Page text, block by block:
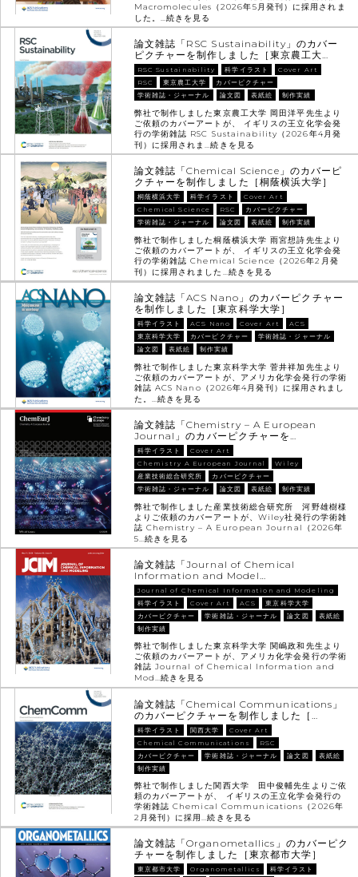
Macromolecules（2026年5月発刊）に採用されま
した。…続きを見る
論文雑誌「RSC Sustainability」のカバー
ピクチャーを制作しました［東京農工大…
RSC Sustainability 科学イラスト
Cover Art
RSC
東京農工大学
カバーピクチャー
学術雑誌・ジャーナル
論文図 表紙絵 制作実績
弊社で制作しました東京農工大学 岡田洋平先生より
ご依頼のカバーアートが、 イギリスの王立化学会発
行の学術雑誌 RSC Sustainability（2026年4月発
刊）に採用されま…続きを見る
論文雑誌「Chemical Science」のカバーピ
クチャーを制作しました［桐蔭横浜大学］
桐蔭横浜大学 科学イラスト
Cover Art
Chemical Science
RSC
カバーピクチャー
学術雑誌・ジャーナル
論文図 表紙絵 制作実績
弊社で制作しました桐蔭横浜大学 雨宮想詩先生より
ご依頼のカバーアートが、 イギリスの王立化学会発
行の学術雑誌 Chemical Science（2026年2月発
刊）に採用されました…続きを見る
論文雑誌「ACS Nano」のカバーピクチャー
を制作しました［東京科学大学］
科学イラスト ACS Nano Cover Art
ACS
東京科学大学
カバーピクチャー
学術雑誌・ジャーナル
論文図
表紙絵 制作実績
弊社で制作しました東京科学大学 菅井祥加先生より
ご依頼のカバーアートが、アメリカ化学会発行の学術
雑誌 ACS Nano（2026年4月発刊）に採用されまし
た。…続きを見る
論文雑誌「Chemistry – A European
Journal」のカバーピクチャーを…
科学イラスト
Cover Art
Chemistry A European Journal
Wiley
産業技術総合研究所
カバーピクチャー
学術雑誌・ジャーナル
論文図 表紙絵 制作実績
弊社で制作しました産業技術総合研究所 河野雄樹様
よりご依頼のカバーアートが、Wiley社発行の学術雑
誌 Chemistry – A European Journal（2026年
5…続きを見る
論文雑誌「Journal of Chemical
Information and Model…
Journal of Chemical Information and Modeling
科学イラスト
Cover Art ACS
東京科学大学
カバーピクチャー
学術雑誌・ジャーナル 論文図
表紙絵
制作実績
弊社で制作しました東京科学大学 関嶋政和先生より
ご依頼のカバーアートが、アメリカ化学会発行の学術
雑誌 Journal of Chemical Information and
Mod…続きを見る
論文雑誌「Chemical Communications」
のカバーピクチャーを制作しました［…
科学イラスト 関西大学
Cover Art
Chemical Communications
RSC
カバーピクチャー
学術雑誌・ジャーナル 論文図
表紙絵
制作実績
弊社で制作しました関西大学 田中俊輔先生よりご依
頼のカバーアートが、 イギリスの王立化学会発行の
学術雑誌 Chemical Communications（2026年
2月発刊）に採用…続きを見る
論文雑誌「Organometallics」のカバーピク
チャーを制作しました［東京都市大学］
東京都市大学 Organometallics
科学イラスト